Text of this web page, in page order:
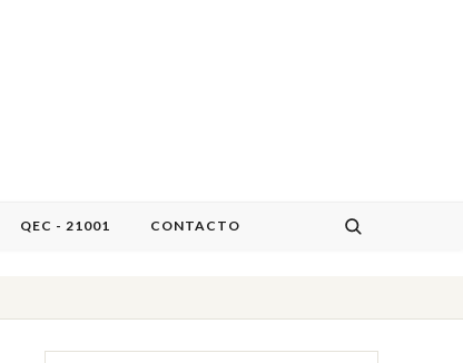
QEC - 21001 CONTACTO